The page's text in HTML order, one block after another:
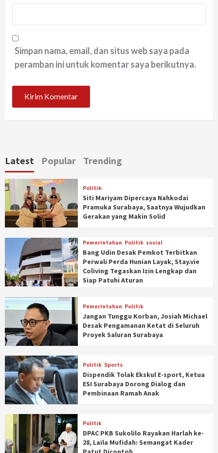
Simpan nama, email, dan situs web saya pada
peramban ini untuk komentar saya berikutnya.
Latest Popular Trending
Politik
Siti Mariyam Dipercaya Nahkodai
Pramuka Surabaya, Saatnya Wujudkan
Gerakan yang Makin Solid
Pemerintahan Politik sosial
Bang Udin Desak Pemkot Terbitkan
Perwali Perda Hunian Layak, Stay.vie
Coliving Tegaskan Izin Lengkap dan
Siap Patuhi Aturan
Pemerintahan Politik
Jangan Tunggu Korban, Josiah Michael
Desak Pengamanan Ketat di Seluruh
Proyek Saluran Surabaya
Politik Sports
Dispendik Tolak Ekskul E-sport, Ketua
ESI Surabaya Dorong Dialog dan
Pembinaan Ramah Anak
Politik
DPAC PKB Sukolilo Rayakan Harlah ke-
28, Laila Mufidah: Semangat Kader